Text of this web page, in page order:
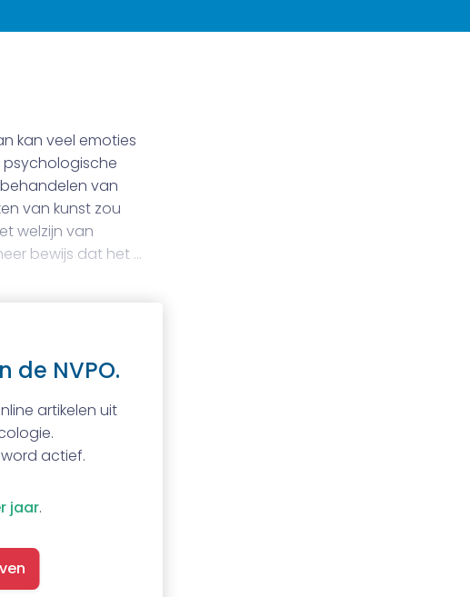
kan veel emoties
van
van kunst zou
welzijn van
bewijs dat het …
de NVPO.
artikelen uit
actief.
jaar.